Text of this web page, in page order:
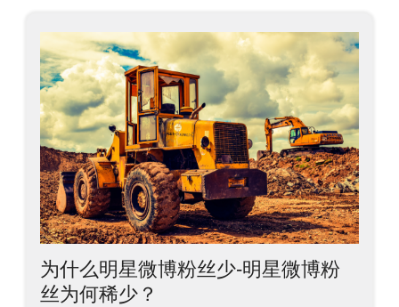
为什么明星微博粉丝少-明星微博粉
丝为何稀少？